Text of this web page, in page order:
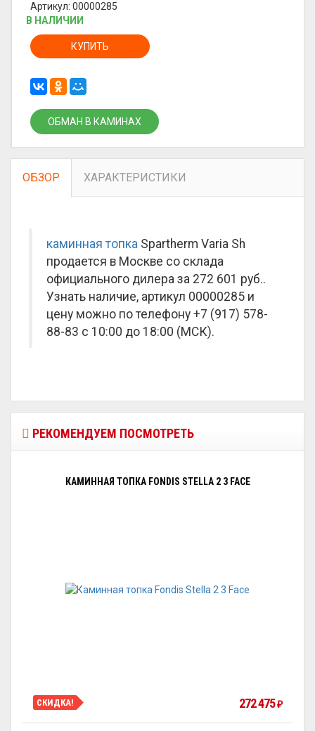
Артикул: 00000285
В НАЛИЧИИ
КУПИТЬ
ОБМАН В КАМИНАХ
ОБЗОР ХАРАКТЕРИСТИКИ
каминная топка Spartherm Varia Sh
продается в Москве со склада
официального дилера за 272 601 руб..
Узнать наличие, артикул 00000285 и
цену можно по телефону +7 (917) 578-
88-83 с 10:00 до 18:00 (МСК).
РЕКОМЕНДУЕМ ПОСМОТРЕТЬ
КАМИННАЯ ТОПКА FONDIS STELLA 2 3 FACE
СКИДКА! 272 475₽